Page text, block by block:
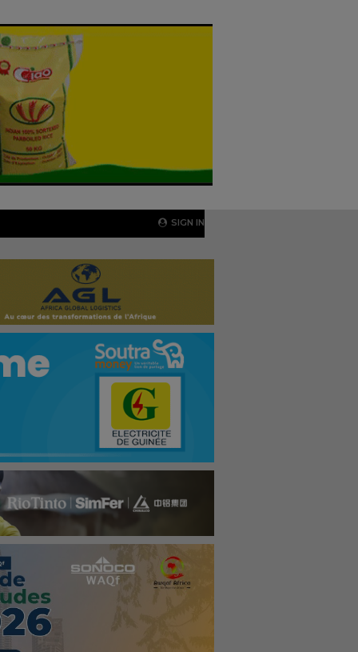
SIGN IN